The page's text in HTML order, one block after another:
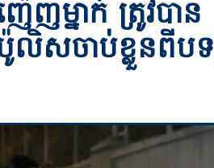
េញម្នាក់​ ត្រូវបាន
លិសចាប់ខ្លួនពីបទ